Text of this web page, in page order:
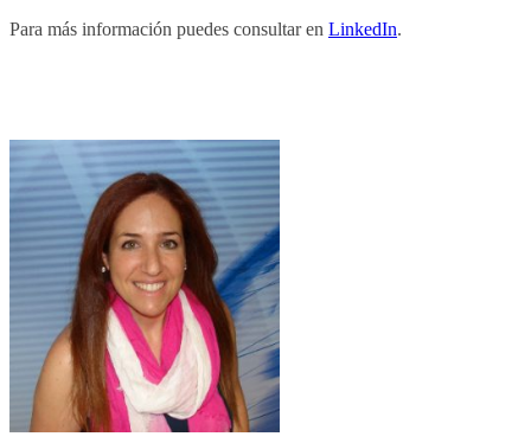
Para más información puedes consultar en LinkedIn.